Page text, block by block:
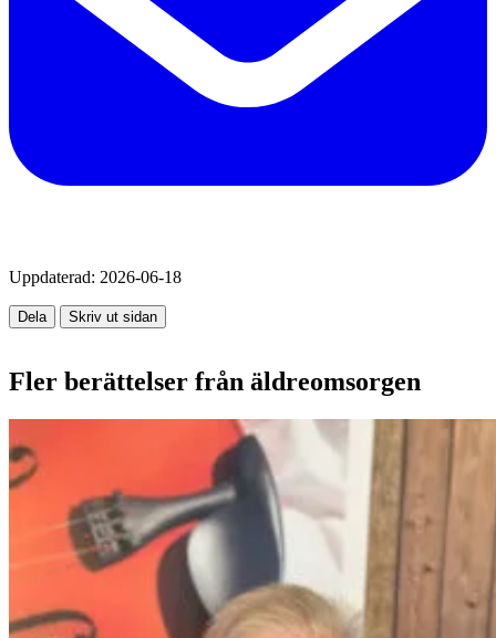
Uppdaterad: 2026-06-18
Dela Skriv ut sidan
Fler berättelser från äldreomsorgen